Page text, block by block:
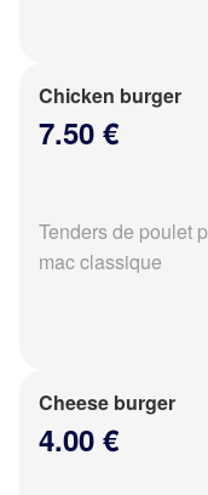
Chicken burger
7.50 €
Tenders de poulet
mac classique
Cheese burger
4.00 €